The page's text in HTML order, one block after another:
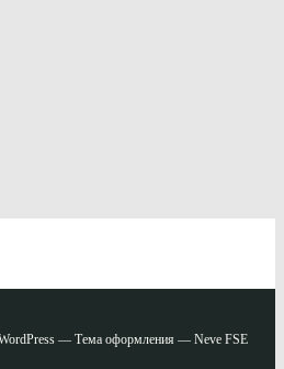
— Тема оформления — Neve FSE